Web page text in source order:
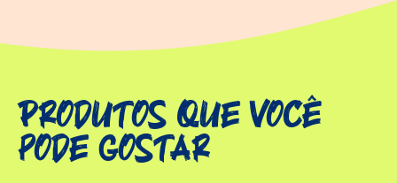
Produtos que você
pode gostar